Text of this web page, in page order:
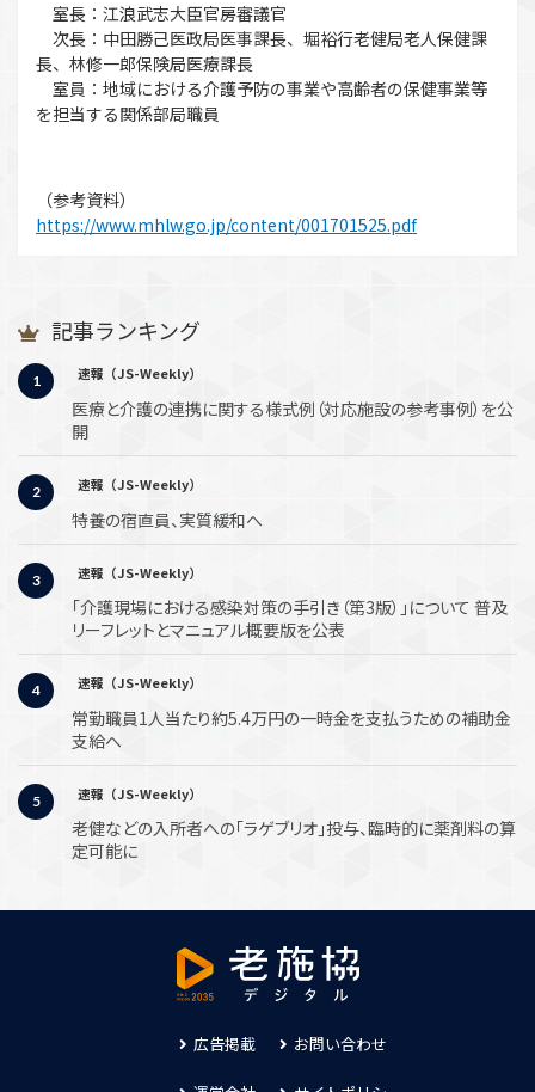
室長：江浪武志大臣官房審議官
次長：中田勝己医政局医事課長、堀裕行老健局老人保健課
長、林修一郎保険局医療課長
室員：地域における介護予防の事業や高齢者の保健事業等
を担当する関係部局職員
（参考資料）
https://www.mhlw.go.jp/content/001701525.pdf
記事ランキング
速報（JS-Weekly）
医療と介護の連携に関する様式例（対応施設の参考事例）を公
開
速報（JS-Weekly）
特養の宿直員、実質緩和へ
速報（JS-Weekly）
「介護現場における感染対策の手引き（第3版）」について 普及
リーフレットとマニュアル概要版を公表
速報（JS-Weekly）
常勤職員1人当たり約5.4万円の一時金を支払うための補助金
支給へ
速報（JS-Weekly）
老健などの入所者への「ラゲブリオ」投与、臨時的に薬剤料の算
定可能に
広告掲載 お問い合わせ